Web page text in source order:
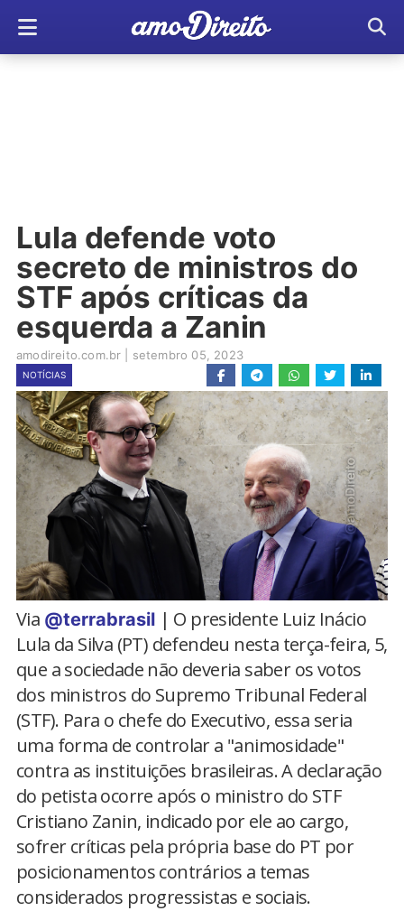
Lula defende voto
secreto de ministros do
STF após críticas da
esquerda a Zanin
amodireito.com.br setembro 05, 2023
NOTÍCIAS
Via @terrabrasil | O presidente Luiz Inácio
Lula da Silva (PT) defendeu nesta terça-feira, 5,
que a sociedade não deveria saber os votos
dos ministros do Supremo Tribunal Federal
(STF). Para o chefe do Executivo, essa seria
uma forma de controlar a "animosidade"
contra as instituições brasileiras. A declaração
do petista ocorre após o ministro do STF
Cristiano Zanin, indicado por ele ao cargo,
sofrer críticas pela própria base do PT por
posicionamentos contrários a temas
considerados progressistas e sociais.